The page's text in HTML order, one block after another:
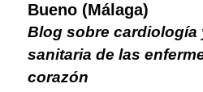
Bueno (Málaga)
Blog sobre cardiología
sanitaria de las
corazón